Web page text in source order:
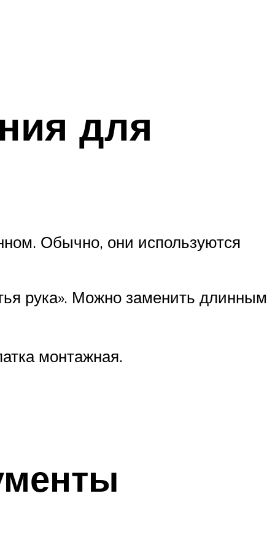
для
Обычно, они используются
рука». Можно заменить длинным
монтажная.